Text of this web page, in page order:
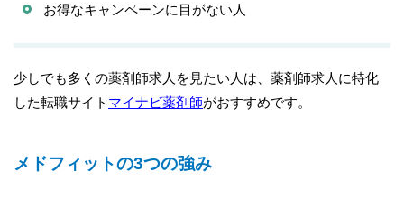
お得なキャンペーンに目がない人
少しでも多くの薬剤師求人を見たい人は、薬剤師求人に特化
した転職サイト マイナビ薬剤師がおすすめです。
メドフィットの3つの強み